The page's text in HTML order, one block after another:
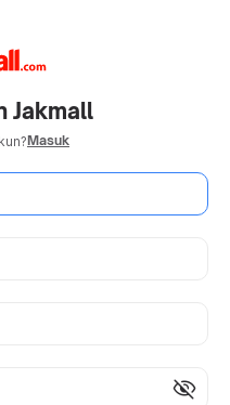
Jakmall
Masuk
visibility_off